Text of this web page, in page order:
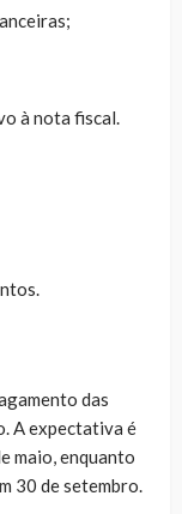
à nota fiscal.
das
A expectativa é
maio, enquanto
30 de setembro.